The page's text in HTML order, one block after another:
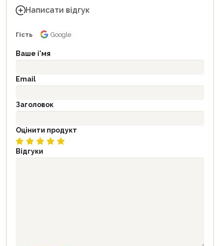
Написати відгук
Гість Google
Ваше і'мя
Email
Заголовок
Оцінити продукт
Відгуки